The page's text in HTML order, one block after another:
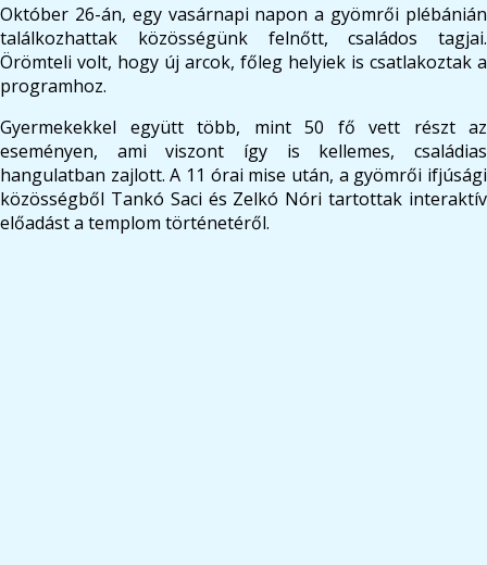
Október 26-án, egy vasárnapi napon a gyömrői plébánián
találkozhattak közösségünk felnőtt, családos tagjai.
Örömteli volt, hogy új arcok, főleg helyiek is csatlakoztak a
programhoz.
Gyermekekkel együtt több, mint 50 fő vett részt az
eseményen, ami viszont így is kellemes, családias
hangulatban zajlott. A 11 órai mise után, a gyömrői ifjúsági
közösségből Tankó Saci és Zelkó Nóri tartottak interaktív
előadást a templom történetéről.